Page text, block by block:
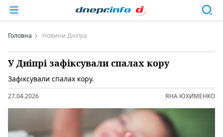
Головна Новини Дніпра
У Дніпрі зафіксували спалах кору
Зафіксували спалах кору.
27.04.2026 ЯНА ЮХИМЕНКО